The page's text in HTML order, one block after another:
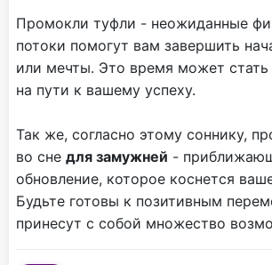
Промокли туфли - неожиданные
потоки помогут вам завершить
или мечты. Это время может стать
на пути к вашему успеху.
Так же, согласно этому соннику,
во сне для замужней -
обновление, которое коснется
Будьте готовы к позитивным
принесут с собой множество